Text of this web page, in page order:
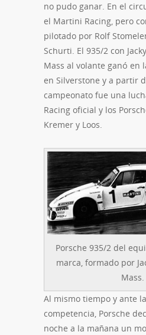
no pudo ganar. En el
el Martini Racing, pero
pilotado por Rolf
Schurti. El 935/2 con
Mass al volante ganó en
en Silverstone y a partir
campeonato fue una
Racing oficial y los
Kremer y Loos.
Porsche 935/2 del
marca, formado por
Mass.
Al mismo tiempo y ante
competencia, Porsche
noche a la mañana un